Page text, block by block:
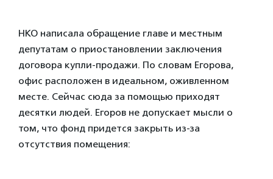
НКО написала обращение главе и местным
депутатам о приостановлении заключения
договора купли-продажи. По словам Егорова,
офис расположен в идеальном, оживленном
месте. Сейчас сюда за помощью приходят
десятки людей. Егоров не допускает мысли о
том, что фонд придется закрыть из-за
отсутствия помещения: